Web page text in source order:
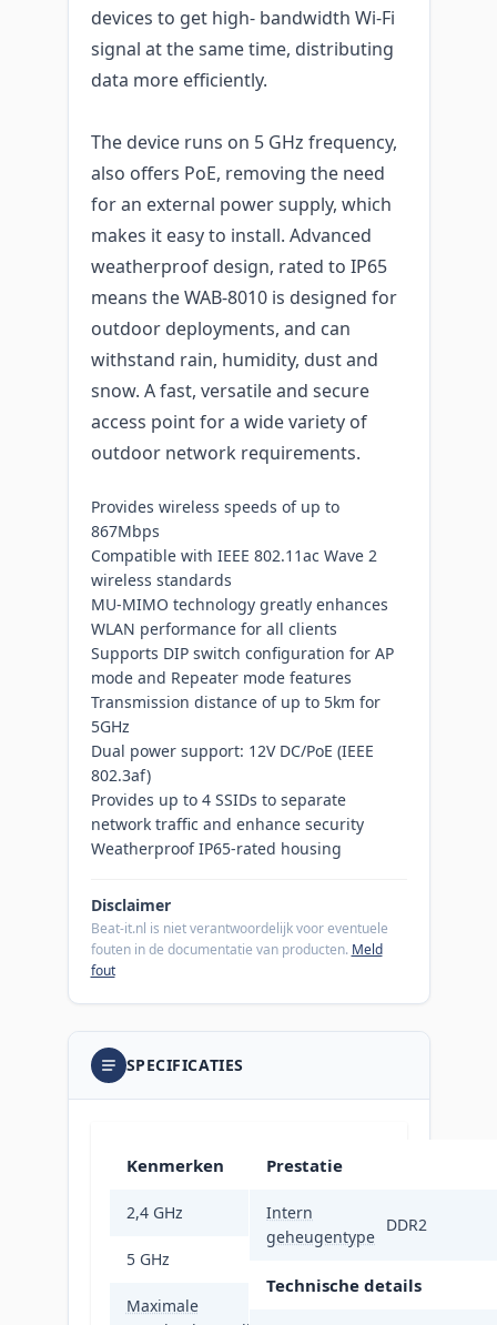
devices to get high- bandwidth Wi-Fi
signal at the same time, distributing
data more efficiently.
The device runs on 5 GHz frequency,
also offers PoE, removing the need
for an external power supply, which
makes it easy to install. Advanced
weatherproof design, rated to IP65
means the WAB-8010 is designed for
outdoor deployments, and can
withstand rain, humidity, dust and
snow. A fast, versatile and secure
access point for a wide variety of
outdoor network requirements.
Provides wireless speeds of up to
867Mbps
Compatible with IEEE 802.11ac Wave 2
wireless standards
MU-MIMO technology greatly enhances
WLAN performance for all clients
Supports DIP switch configuration for AP
mode and Repeater mode features
Transmission distance of up to 5km for
5GHz
Dual power support: 12V DC/PoE (IEEE
802.3af)
Provides up to 4 SSIDs to separate
network traffic and enhance security
Weatherproof IP65-rated housing
Disclaimer
Beat-it.nl is niet verantwoordelijk voor eventuele
fouten in de documentatie van producten. Meld
fout
SPECIFICATIES
Kenmerken
2,4 GHz Nee
5 GHz
Maximale
Prestatie
Intern
geheugentype
DDR2
Technische details